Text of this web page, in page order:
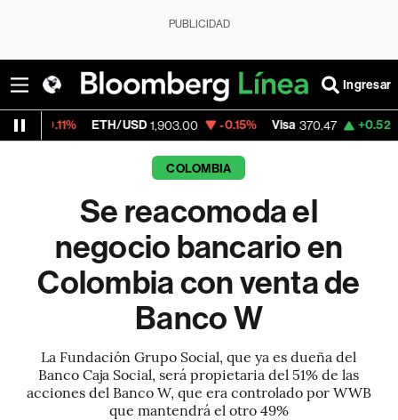
PUBLICIDAD
Ingresar
ETH/USD 1,903.00 -0.15% Visa 370.47 +0.52%
COLOMBIA
Se reacomoda el
negocio bancario en
Colombia con venta de
Banco W
La Fundación Grupo Social, que ya es dueña del
Banco Caja Social, será propietaria del 51% de las
acciones del Banco W, que era controlado por WWB
que mantendrá el otro 49%